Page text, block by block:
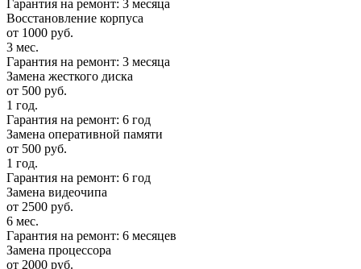
Гарантия на ремонт: 3 месяца
Восстановление корпуса
от 1000 руб.
3 мес.
Гарантия на ремонт: 3 месяца
Замена жесткого диска
от 500 руб.
1 год.
Гарантия на ремонт: 6 год
Замена оперативной памяти
от 500 руб.
1 год.
Гарантия на ремонт: 6 год
Замена видеочипа
от 2500 руб.
6 мес.
Гарантия на ремонт: 6 месяцев
Замена процессора
от 2000 руб.